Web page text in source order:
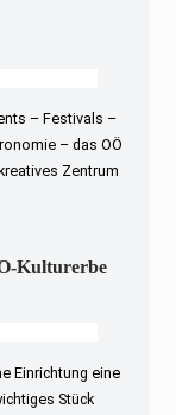
– Festivals –
– das OÖ
Zentrum
Kulturerbe
Einrichtung eine
Stück